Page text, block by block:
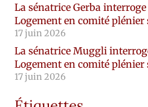
La sénatrice Gerba
Logement en comité plénier
17 juin 2026
La sénatrice Muggli
Logement en comité plénier
17 juin 2026